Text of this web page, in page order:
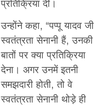
प्रतिक्रिया दी।
उन्होंने कहा, “पप्पू यादव जी
स्वतंत्रता सेनानी हैं, उनकी
बातों पर क्या प्रतिक्रिया
देना। अगर उनमें इतनी
समझदारी होती, तो वे
स्वतंत्रता सेनानी थोड़े ही